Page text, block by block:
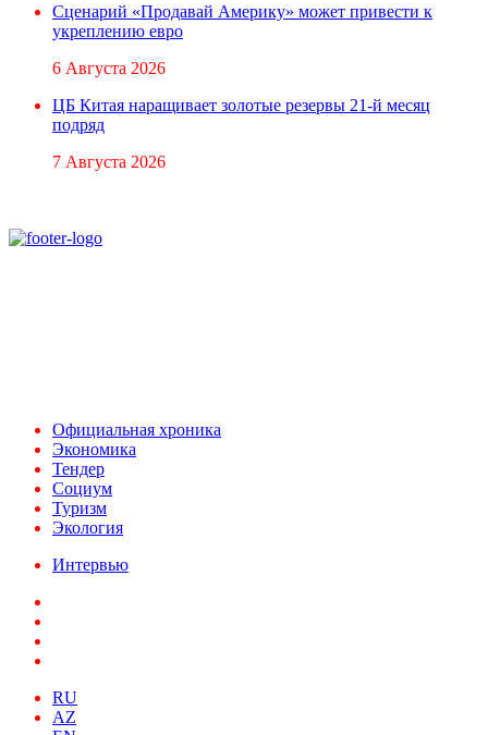
Сценарий «Продавай Америку» может привести к
укреплению евро
6 Августа 2026
ЦБ Китая наращивает золотые резервы 21-й месяц
подряд
7 Августа 2026
Официальная хроника
Экономика
Тендер
Социум
Туризм
Экология
Интервью
RU
AZ